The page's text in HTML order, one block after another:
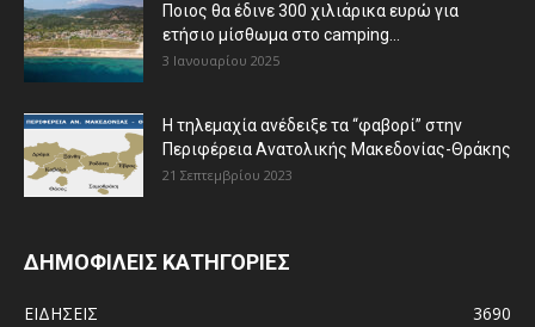
Ποιος θα έδινε 300 χιλιάρικα ευρώ για
ετήσιο μίσθωμα στο camping...
3 Ιανουαρίου 2025
Η τηλεμαχία ανέδειξε τα “φαβορί” στην
Περιφέρεια Ανατολικής Μακεδονίας-Θράκης
21 Σεπτεμβρίου 2023
ΔΗΜΟΦΙΛΕΙΣ ΚΑΤΗΓΟΡΙΕΣ
ΕΙΔΗΣΕΙΣ
3690